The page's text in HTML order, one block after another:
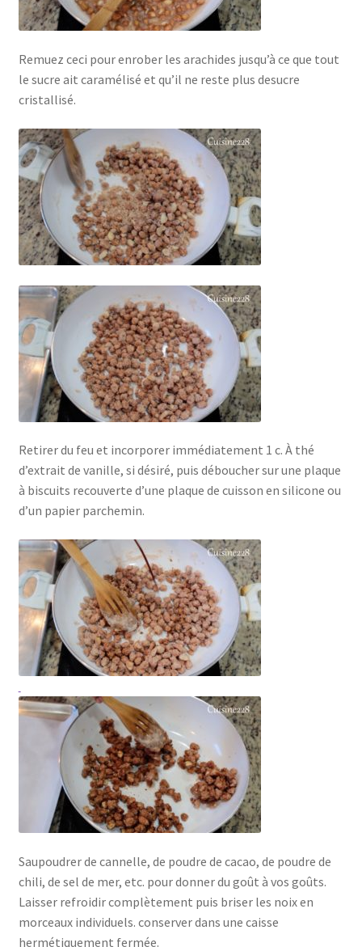
Remuez ceci pour enrober les arachides jusqu’à ce que tout
le sucre ait caramélisé et qu’il ne reste plus desucre
cristallisé.
Retirer du feu et incorporer immédiatement 1 c. À thé
d’extrait de vanille, si désiré, puis déboucher sur une plaque
à biscuits recouverte d’une plaque de cuisson en silicone ou
d’un papier parchemin.
Saupoudrer de cannelle, de poudre de cacao, de poudre de
chili, de sel de mer, etc. pour donner du goût à vos goûts.
Laisser refroidir complètement puis briser les noix en
morceaux individuels. conserver dans une caisse
hermétiquement fermée.